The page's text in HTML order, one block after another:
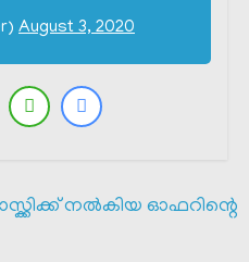
August 3, 2020
നൽകിയ ഓഫറിന്റെ